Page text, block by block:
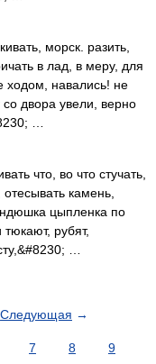
морск. разить,
в лад, в меру, для
ходом, навались! не
двора увели, верно
…
что, во что стучать,
камень,
цыпленка по
рубят,
…
Следующая →
7 8
9